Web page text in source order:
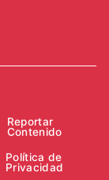
Reportar
Contenido
Política de
Privacidad